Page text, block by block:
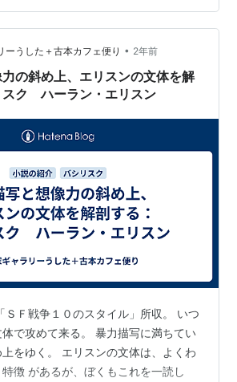
す。
ーうした＋古本カフェ便り • 2年前
の斜め上、エリスンの文体を解
スク ハーラン・エリスン
ＳＦ戦争１０のスタイル」所収。 いつ
で攻めて来る。 暴力描写に満ちてい
をゆく。 エリスンの文体は、よくわ
徴 があるが、ぼくもこれを一読し